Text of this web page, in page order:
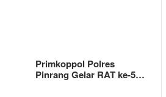
Primkoppol Polres
Pinrang Gelar RAT ke-5…